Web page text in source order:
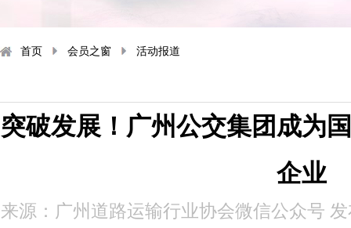
首页 会员之窗 活动报道
突破发展！广州公交集团成为
企业
来源：广州道路运输行业协会微信公众号